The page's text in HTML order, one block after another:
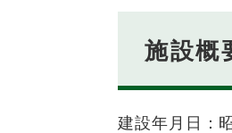
施設概
建設年月日：